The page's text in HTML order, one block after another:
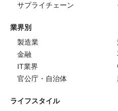
サプライチェーン
業界別
製造業
金融
IT業界
官公庁・自治体
ライフスタイル